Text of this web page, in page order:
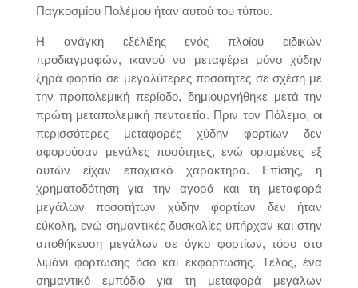
Παγκοσμίου Πολέμου ήταν αυτού του τύπου.
H ανάγκη εξέλιξης ενός πλοίου ειδικών
προδιαγραφών, ικανού να μεταφέρει μόνο χύδην
ξηρά φορτία σε μεγαλύτερες ποσότητες σε σχέση με
την προπολεμική περίοδο, δημιουργήθηκε μετά την
πρώτη μεταπολεμική πενταετία. Πριν τον Πόλεμο, οι
περισσότερες μεταφορές χύδην φορτίων δεν
αφορούσαν μεγάλες ποσότητες, ενώ ορισμένες εξ
αυτών είχαν εποχιακό χαρακτήρα. Eπίσης, η
χρηματοδότηση για την αγορά και τη μεταφορά
μεγάλων ποσοτήτων χύδην φορτίων δεν ήταν
εύκολη, ενώ σημαντικές δυσκολίες υπήρχαν και στην
αποθήκευση μεγάλων σε όγκο φορτίων, τόσο στο
λιμάνι φόρτωσης όσο και εκφόρτωσης. Tέλος, ένα
σημαντικό εμπόδιο για τη μεταφορά μεγάλων